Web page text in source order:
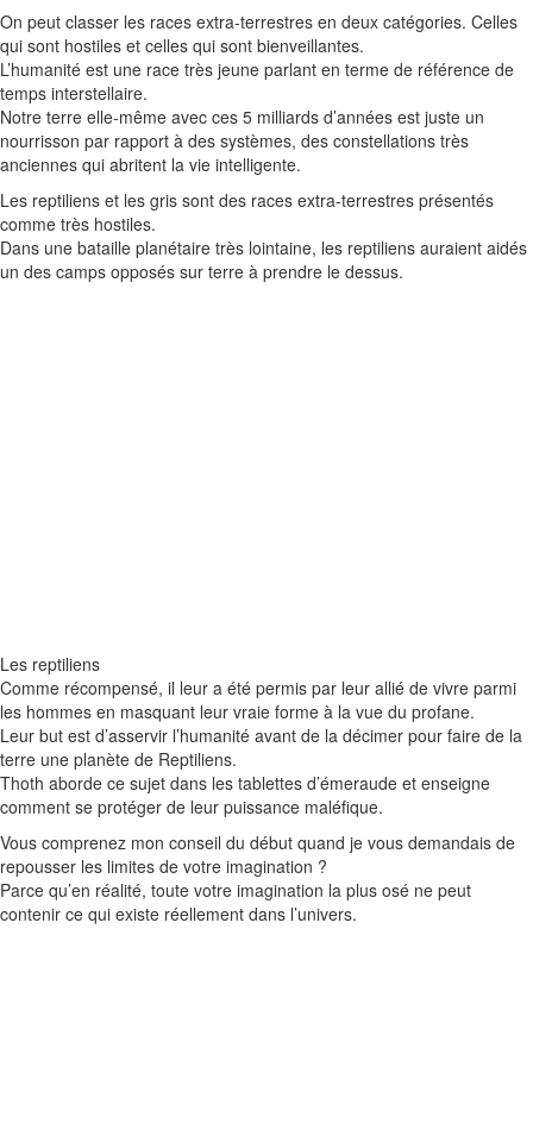
On peut classer les races extra-terrestres en deux catégories. Celles
qui sont hostiles et celles qui sont bienveillantes.
L’humanité est une race très jeune parlant en terme de référence de
temps interstellaire.
Notre terre elle-même avec ces 5 milliards d’années est juste un
nourrisson par rapport à des systèmes, des constellations très
anciennes qui abritent la vie intelligente.
Les reptiliens et les gris sont des races extra-terrestres présentés
comme très hostiles.
Dans une bataille planétaire très lointaine, les reptiliens auraient aidés
un des camps opposés sur terre à prendre le dessus.
Les reptiliens
Comme récompensé, il leur a été permis par leur allié de vivre parmi
les hommes en masquant leur vraie forme à la vue du profane.
Leur but est d’asservir l’humanité avant de la décimer pour faire de la
terre une planète de Reptiliens.
Thoth aborde ce sujet dans les tablettes d’émeraude et enseigne
comment se protéger de leur puissance maléfique.
Vous comprenez mon conseil du début quand je vous demandais de
repousser les limites de votre imagination ?
Parce qu’en réalité, toute votre imagination la plus osé ne peut
contenir ce qui existe réellement dans l’univers.